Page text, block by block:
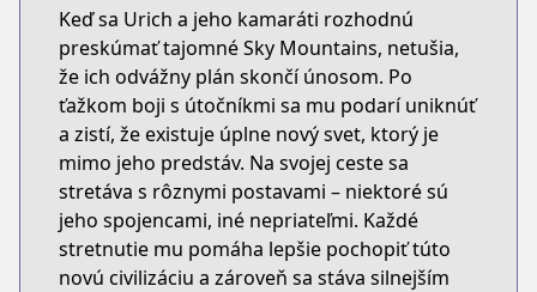
Keď sa Urich a jeho kamaráti rozhodnú
preskúmať tajomné Sky Mountains, netušia,
že ich odvážny plán skončí únosom. Po
ťažkom boji s útočníkmi sa mu podarí uniknúť
a zistí, že existuje úplne nový svet, ktorý je
mimo jeho predstáv. Na svojej ceste sa
stretáva s rôznymi postavami – niektoré sú
jeho spojencami, iné nepriateľmi. Každé
stretnutie mu pomáha lepšie pochopiť túto
novú civilizáciu a zároveň sa stáva silnejším